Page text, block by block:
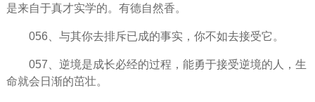
是来自于真才实学的。有德自然香。
056、与其你去排斥已成的事实，你不如去接受它。
057、逆境是成长必经的过程，能勇于接受逆境的人，生
命就会日渐的茁壮。